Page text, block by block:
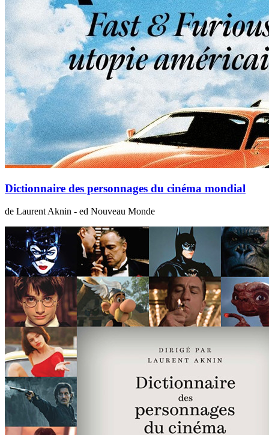
Dictionnaire des personnages du cinéma mondial
de Laurent Aknin - ed Nouveau Monde